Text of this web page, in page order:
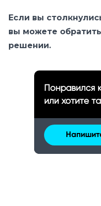
Если вы
вы можете
решении.
Понравился
или хотите